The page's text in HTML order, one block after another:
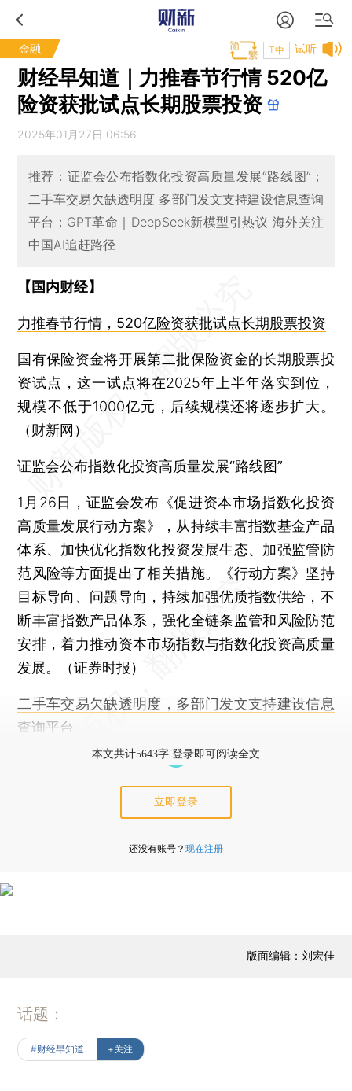
金融 试听
T中
财经早知道｜力推春节行情 520亿
险资获批试点长期股票投资
2025年01月27日 06:56
推荐：证监会公布指数化投资高质量发展“路线图”；
二手车交易欠缺透明度 多部门发文支持建设信息查询
平台；GPT革命｜DeepSeek新模型引热议 海外关注
中国AI追赶路径
【国内财经】
力推春节行情，520亿险资获批试点长期股票投资
国有保险资金将开展第二批保险资金的长期股票投
资试点，这一试点将在2025年上半年落实到位，
规模不低于1000亿元，后续规模还将逐步扩大。
（财新网）
证监会公布指数化投资高质量发展“路线图”
1月26日，证监会发布《促进资本市场指数化投资
高质量发展行动方案》，从持续丰富指数基金产品
体系、加快优化指数化投资发展生态、加强监管防
范风险等方面提出了相关措施。《行动方案》坚持
目标导向、问题导向，持续加强优质指数供给，不
断丰富指数产品体系，强化全链条监管和风险防范
安排，着力推动资本市场指数与指数化投资高质量
发展。（证券时报）
二手车交易欠缺透明度，多部门发文支持建设信息
查询平台
本文共计5643字 登录即可阅读全文
立即登录
还没有账号？ 现在注册
版面编辑：刘宏佳
话题：
#财经早知道 +关注